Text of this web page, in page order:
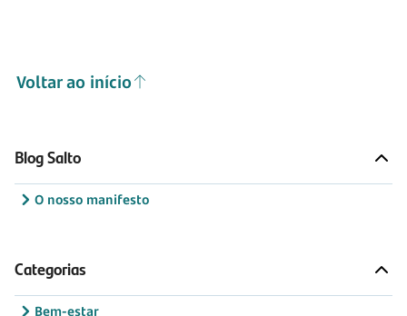
Voltar ao início
Blog Salto
O nosso manifesto
Categorias
Bem-estar